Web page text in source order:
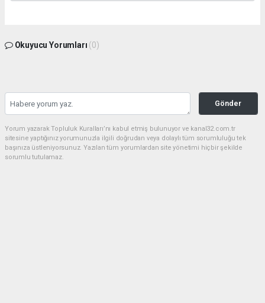
Okuyucu Yorumları (0)
Gönder
Yorum yazarak Topluluk Kuralları’nı kabul etmiş bulunuyor ve kanal32.com.tr
sitesine yaptığınız yorumunuzla ilgili doğrudan veya dolaylı tüm sorumluluğu tek
başınıza üstleniyorsunuz. Yazılan tüm yorumlardan site yönetimi hiçbir şekilde
sorumlu tutulamaz.